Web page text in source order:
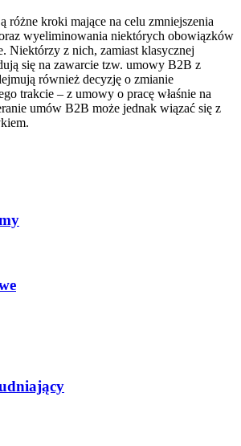
różne kroki mające na celu zmniejszenia
wyeliminowania niektórych obowiązków
Niektórzy z nich, zamiast klasycznej
się na zawarcie tzw. umowy B2B z
również decyzję o zmianie
trakcie – z umowy o pracę właśnie na
umów B2B może jednak wiązać się z